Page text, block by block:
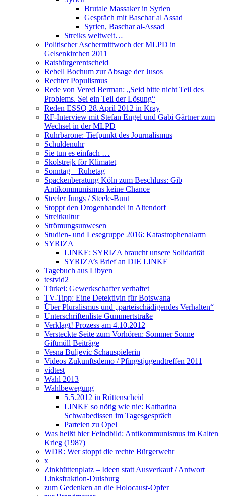
Brutale Massaker in Syrien
Gespräch mit Baschar al Assad
Syrien, Baschar al-Assad
Streiks weltweit…
Politischer Aschermittwoch der MLPD in
Gelsenkirchen 2011
Ratsbürgerentscheid
Rebell Bochum zur Absage der Jusos
Rechter Populismus
Rede von Vered Berman: „Seid bitte nicht Teil des
Problems. Sei ein Teil der Lösung“
Reden ESSQ 28.April 2012 in Kray
RF-Interview mit Stefan Engel und Gabi Gärtner zum
Wechsel in der MLPD
Ruhrbarone: Tiefpunkt des Journalismus
Schuldenuhr
Sie tun es einfach …
Skolstrejk för Klimatet
Sonntag – Ruhetag
Spackenberatung Köln zum Beschluss: Gib
Antikommunismus keine Chance
Steeler Jungs / Steele-Bunt
Stoppt den Drogenhandel in Altendorf
Streitkultur
Strömungsunwesen
Studien- und Lesegruppe 2016: Katastrophenalarm
SYRIZA
LINKE: SYRIZA braucht unsere Solidarität
SYRIZA’s Brief an DIE LINKE
Tagebuch aus Libyen
testvid2
Türkei: Gewerkschafter verhaftet
TV-Tipp: Eine Detektivin für Botswana
Über Pluralismus und „parteischädigendes Verhalten“
Unterschriftenliste Gummertstraße
Verklagt! Prozess am 4.10.2012
Versteckte Seite zum Vorhören: Sommer Sonne
Giftmüll Beiträge
Vesna Buljevic Schauspielerin
Videos Zukunftsdemo / Pfingstjugendtreffen 2011
vidtest
Wahl 2013
Wahlbewegung
5.5.2012 in Rüttenscheid
LINKE so nötig wie nie: Katharina
Schwabedissen im Tagesgespräch
Parteien zu Opel
Was heißt hier Feindbild: Antikommunismus im Kalten
Krieg (1987)
WDR: Wer stoppt die rechte Bürgerwehr
x
Zinkhüttenplatz – Ideen statt Ausverkauf / Antwort
Linksfraktion-Duisburg
zum Gedenken an die Holocaust-Opfer